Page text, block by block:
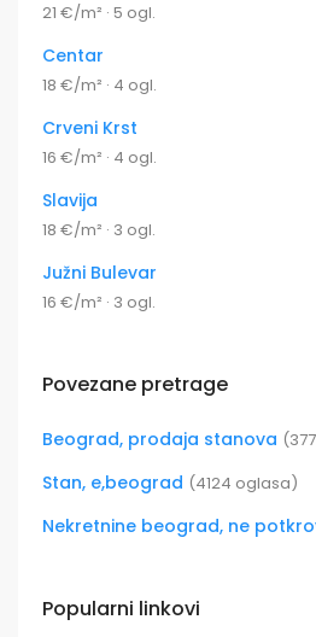
21 €/m² · 5 ogl.
Centar
18 €/m² · 4 ogl.
Crveni Krst
16 €/m² · 4 ogl.
Slavija
18 €/m² · 3 ogl.
Južni Bulevar
16 €/m² · 3 ogl.
Povezane pretrage
Beograd, prodaja stanova
Stan, e,beograd (4124 oglasa)
Nekretnine beograd, ne
Popularni linkovi